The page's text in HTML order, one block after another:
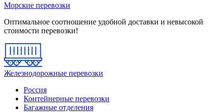
Морские перевозки
Оптимальное соотношение удобной доставки и невысокой
стоимости перевозки!
Железнодорожные перевозки
Россия
Контейнерные перевозки
Багажные отделения